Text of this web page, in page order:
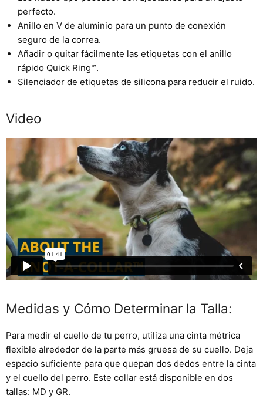
perfecto.
Anillo en V de aluminio para un punto de conexión
seguro de la correa.
Añadir o quitar fácilmente las etiquetas con el anillo
rápido Quick Ring™.
Silenciador de etiquetas de silicona para reducir el ruido.
Video
Medidas y Cómo Determinar la Talla:
Para medir el cuello de tu perro, utiliza una cinta métrica
flexible alrededor de la parte más gruesa de su cuello. Deja
espacio suficiente para que quepan dos dedos entre la cinta
y el cuello del perro. Este collar está disponible en dos
tallas: MD y GR.